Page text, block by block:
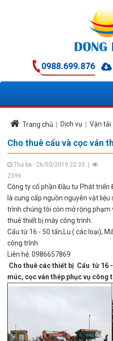
0988.699.876
Trang chủ Dịch vụ Vận tải
Cho thuê cẩu và cọc ván
Thứ ba - 26/03/2019 22:33
2399
Công ty cổ phần Đầu tư Phát triển
là cung cấp nguồn nguyên vật
trình chúng tôi còn mở rộng phạm
thuê thiết bị máy công trình:
Cẩu từ 16 - 50 tấn,Lu ( các loại),
công trình
Liên hệ: 0986657869
Cho thuê các thiết bị Cẩu từ 16
múc, cọc ván thép phục vụ công